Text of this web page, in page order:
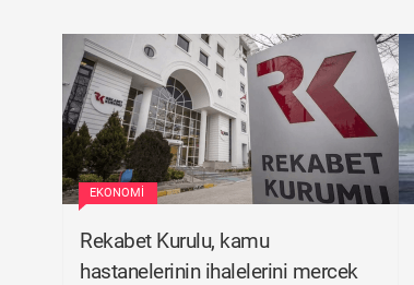
EKONOMI
Rekabet Kurulu, kamu
hastanelerinin ihalelerini mercek